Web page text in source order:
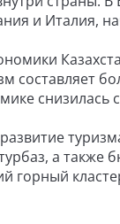
и Италия,
составляет
снизилась
а
горный